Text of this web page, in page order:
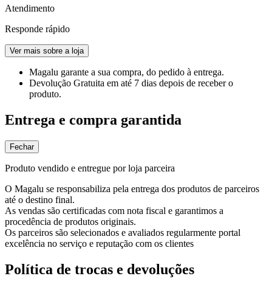
Atendimento
Responde rápido
Ver mais sobre a loja
Magalu garante a sua compra, do pedido à entrega.
Devolução Gratuita em até 7 dias depois de receber o
produto.
Entrega e compra garantida
Fechar
Produto vendido e entregue por loja parceira
O Magalu se responsabiliza pela entrega dos produtos de parceiros
até o destino final.
As vendas são certificadas com nota fiscal e garantimos a
procedência de produtos originais.
Os parceiros são selecionados e avaliados regularmente portal
excelência no serviço e reputação com os clientes
Política de trocas e devoluções